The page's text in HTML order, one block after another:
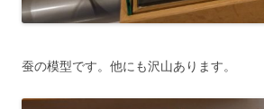
蚕の模型です。他にも沢山あります。